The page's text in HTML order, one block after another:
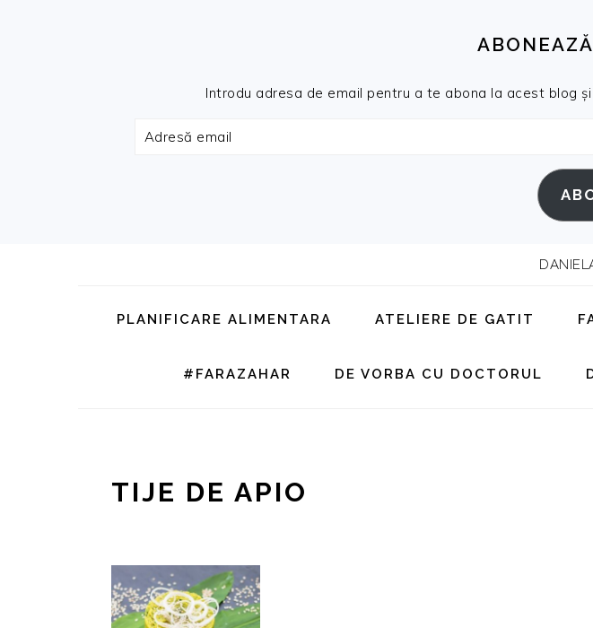
Introdu adresa de email pentru a te abona la acest blog
Adresă
PLANIFICARE ALIMENTARA ATELIERE DE GATIT
#FARAZAHAR DE VORBA CU DOCTORUL
TIJE DE APIO